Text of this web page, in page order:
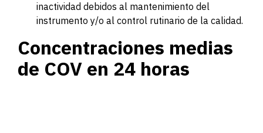
inactividad debidos al mantenimiento del
instrumento y/o al control rutinario de la calidad.
Concentraciones medias
de COV en 24 horas